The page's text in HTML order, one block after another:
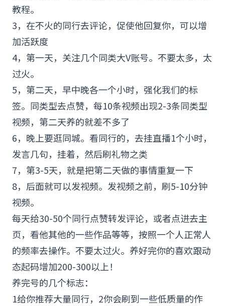
教程。
3，在不火的同行去评论，促使他回复你，可以增
加活跃度
4，第一天，关注几个同类大V账号。不要太多，太
过火。
5，第二天，早中晚各一个小时，强化我们的标
签。同类型去点赞，每10条视频出现2-3条同类型
视频，第二天养的就差不多了
6，晚上要逛同城。看同行的，去挂直播1个小时，
发言几句，挂着，然后刷礼物之类
7，第3-5天，就是把第二天做的事情重复一下
8，后面就可以发视频。发视频之前，刷5-10分钟
视频。
每天给30-50个同行点赞转发评论，或者点进去主
页，看他其他的一些作品等等，按照一个人正常人
的频率去操作。不要太过火。养好完你的喜欢跟动
态起码增加200-300以上！
养完号的几个标志：
1给你推荐大量同行，2你会刷到一些低质量的作